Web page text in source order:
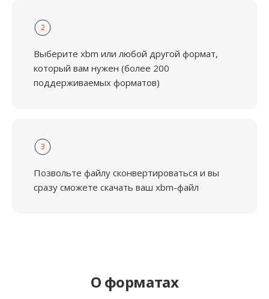
2
Выберите xbm или любой другой формат,
который вам нужен (более 200
поддерживаемых форматов)
3
Позвольте файлу сконвертироваться и вы
сразу сможете скачать ваш xbm-файл
О форматах